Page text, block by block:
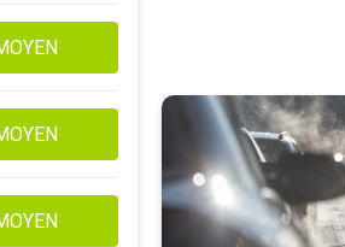
Suivez facilement la